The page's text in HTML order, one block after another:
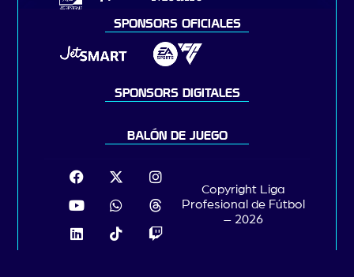
SPONSORS OFICIALES
SPONSORS DIGITALES
BALÓN DE JUEGO
Copyright Liga
Profesional de Fútbol
– 2026